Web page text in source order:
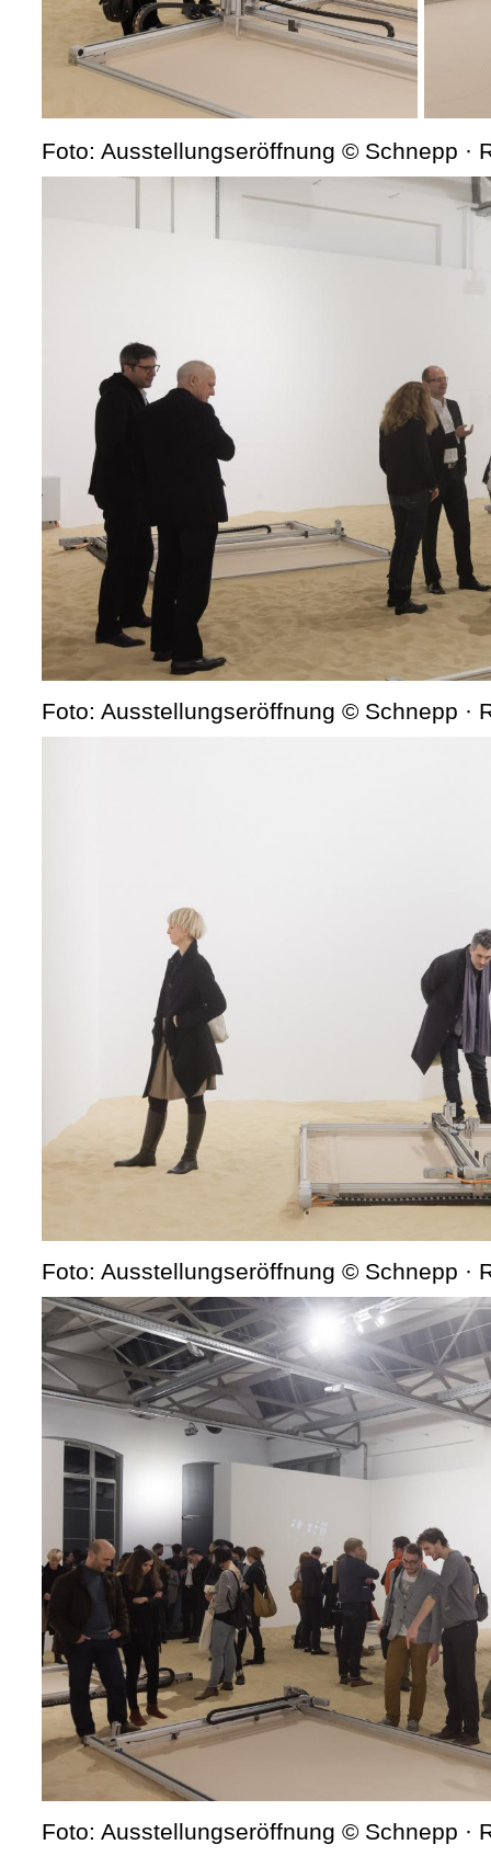
Foto: Ausstellungseröffnung © Schnepp ·
Foto: Ausstellungseröffnung © Schnepp ·
Foto: Ausstellungseröffnung © Schnepp ·
Foto: Ausstellungseröffnung © Schnepp ·